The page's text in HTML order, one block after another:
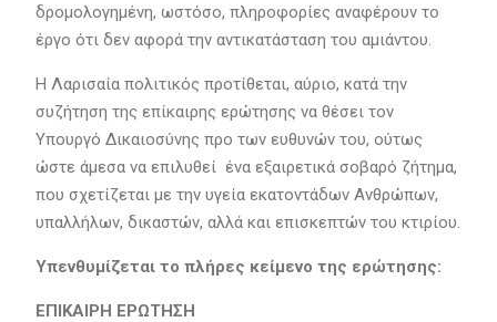
δρομολογημένη, ωστόσο, πληροφορίες αναφέρουν το
έργο ότι δεν αφορά την αντικατάσταση του αμιάντου.
Η Λαρισαία πολιτικός προτίθεται, αύριο, κατά την
συζήτηση της επίκαιρης ερώτησης να θέσει τον
Υπουργό Δικαιοσύνης προ των ευθυνών του, ούτως
ώστε άμεσα να επιλυθεί ένα εξαιρετικά σοβαρό ζήτημα,
που σχετίζεται με την υγεία εκατοντάδων Ανθρώπων,
υπαλλήλων, δικαστών, αλλά και επισκεπτών του κτιρίου.
Υπενθυμίζεται το πλήρες κείμενο της ερώτησης:
ΕΠΙΚΑΙΡΗ ΕΡΩΤΗΣΗ